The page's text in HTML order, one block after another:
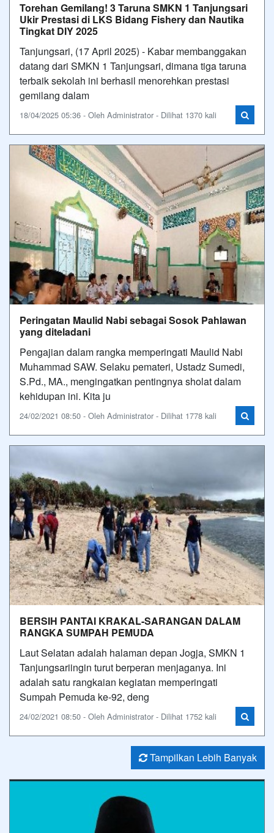
Torehan Gemilang! 3 Taruna SMKN 1 Tanjungsari
Ukir Prestasi di LKS Bidang Fishery dan Nautika
Tingkat DIY 2025
Tanjungsari, (17 April 2025) - Kabar membanggakan
datang dari SMKN 1 Tanjungsari, dimana tiga taruna
terbaik sekolah ini berhasil menorehkan prestasi
gemilang dalam
18/04/2025 05:36 - Oleh Administrator - Dilihat 1370 kali
Peringatan Maulid Nabi sebagai Sosok Pahlawan
yang diteladani
Pengajian dalam rangka memperingati Maulid Nabi
Muhammad SAW. Selaku pemateri, Ustadz Sumedi,
S.Pd., MA., mengingatkan pentingnya sholat dalam
kehidupan ini. Kita ju
24/02/2021 08:50 - Oleh Administrator - Dilihat 1778 kali
BERSIH PANTAI KRAKAL-SARANGAN DALAM
RANGKA SUMPAH PEMUDA
Laut Selatan adalah halaman depan Jogja, SMKN 1
Tanjungsariingin turut berperan menjaganya. Ini
adalah satu rangkaian kegiatan memperingati
Sumpah Pemuda ke-92, deng
24/02/2021 08:50 - Oleh Administrator - Dilihat 1752 kali
Tampilkan Lebih Banyak